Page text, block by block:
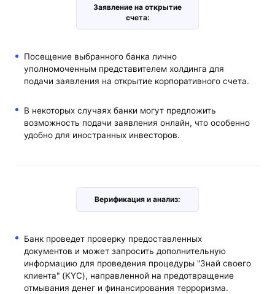
Заявление на открытие
счета:
Посещение выбранного банка лично
уполномоченным представителем холдинга для
подачи заявления на открытие корпоративного счета.
В некоторых случаях банки могут предложить
возможность подачи заявления онлайн, что особенно
удобно для иностранных инвесторов.
Верификация и анализ:
Банк проведет проверку предоставленных
документов и может запросить дополнительную
информацию для проведения процедуры "Знай своего
клиента" (KYC), направленной на предотвращение
отмывания денег и финансирования терроризма.